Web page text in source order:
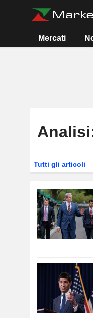
Mercati
Tutti gli articoli